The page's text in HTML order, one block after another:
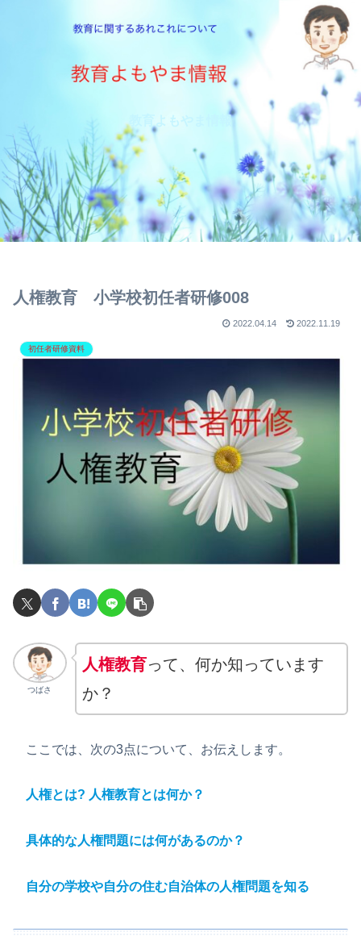
教育よもやま情報
人権教育 小学校初任者研修008
2022.04.14 2022.11.19
初任者研修資料
つばさ
人権教育って、何か知っています
か？
ここでは、次の3点について、お伝えします。
人権とは? 人権教育とは何か？
具体的な人権問題には何があるのか？
自分の学校や自分の住む自治体の人権問題を知る